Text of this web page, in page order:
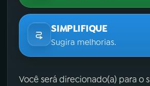
SIMPLIFIQUE
Sugira melhorias.
Você será direcionado(a) para o